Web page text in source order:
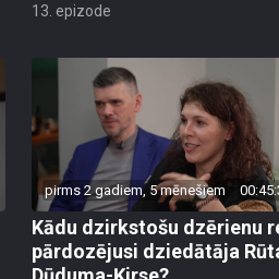
13. epizode
pirms 2 gadiem, 5 mēnešiem
Kādu dzirkstošu dzērienu
pārdozējusi dziedātāja